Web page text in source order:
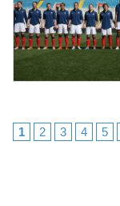
1 2 3 4 5